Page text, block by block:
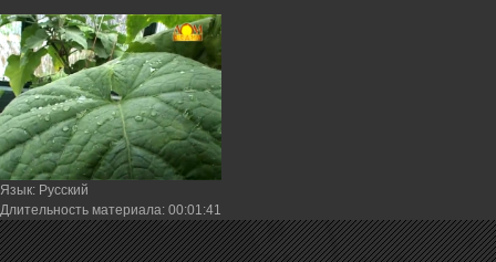
Язык: Русский
Длительность материала: 00:01:41